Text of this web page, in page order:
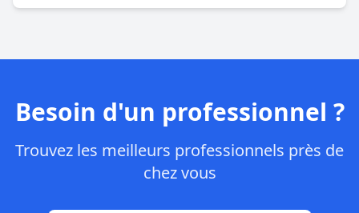
Besoin d'un professionnel ?
Trouvez les meilleurs professionnels près de
chez vous